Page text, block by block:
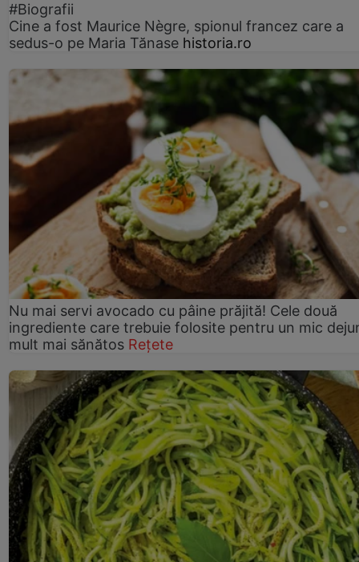
#Biografii
Cine a fost Maurice Nègre, spionul francez care a
sedus-o pe Maria Tănase historia.ro
Nu mai servi avocado cu pâine prăjită! Cele două
ingrediente care trebuie folosite pentru un mic
mult mai sănătos Rețete